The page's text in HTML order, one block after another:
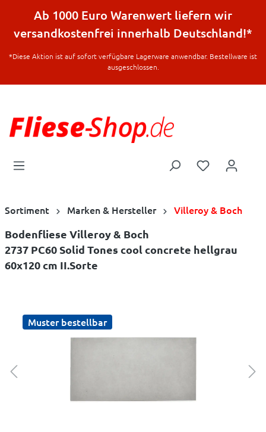
springen
Ab 1000 Euro Warenwert liefern wir
versandkostenfrei innerhalb Deutschland!*
*Diese Aktion ist auf sofort verfügbare Lagerware anwendbar. Bestellware ist
ausgeschlossen.
Sortiment Marken & Hersteller Villeroy & Boch
Bodenfliese Villeroy & Boch
2737 PC60 Solid Tones cool concrete hellgrau
60x120 cm II.Sorte
Muster bestellbar